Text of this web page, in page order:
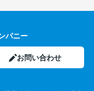
パニー
お問い合わせ